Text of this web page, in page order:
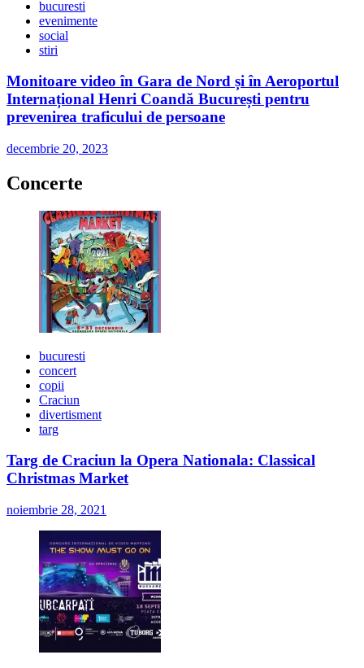
bucuresti
evenimente
social
stiri
Monitoare video în Gara de Nord și în Aeroportul
Internațional Henri Coandă București pentru
prevenirea traficului de persoane
decembrie 20, 2023
Concerte
bucuresti
concert
copii
Craciun
divertisment
targ
Targ de Craciun la Opera Nationala: Classical
Christmas Market
noiembrie 28, 2021